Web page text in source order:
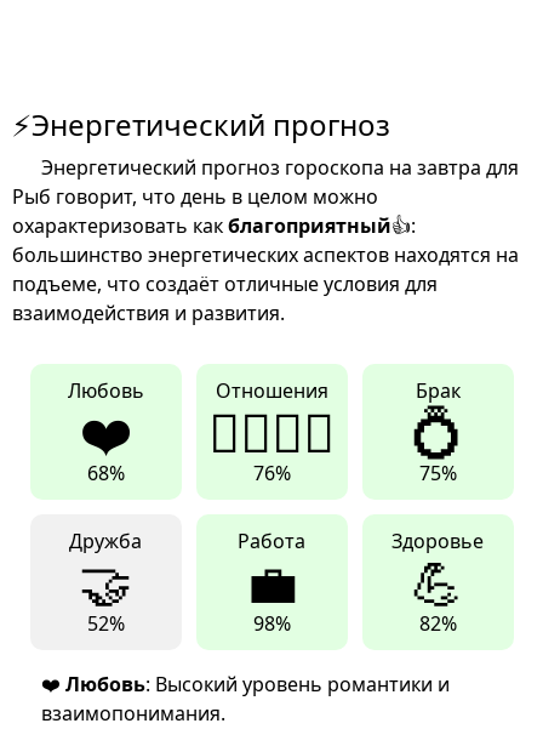
⚡Энергетический прогноз
Энергетический прогноз гороскопа на завтра для
Рыб говорит, что день в целом можно
охарактеризовать какблагоприятный👍:
большинство энергетических аспектов находятся на
подъеме, что создаёт отличные условия для
взаимодействия и развития.
Любовь
❤️
68%
Отношения
👩‍❤️‍💋‍👨
76%
Брак
💍
75%
Дружба
🤝
52%
Работа
💼
98%
Здоровье
💪
82%
❤️ Любовь: Высокий уровень романтики и
взаимопонимания.